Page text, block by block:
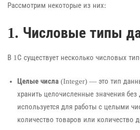
Рассмотрим некоторые из них:
1. Числовые типы
В 1С существует несколько числовых
Целые числа (Integer) — это тип
хранить целочисленные значения без
используется для работы с целыми
количество товаров или количество